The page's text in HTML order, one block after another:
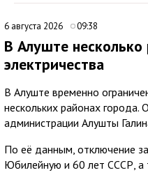
6 августа 2026 09:38
В Алуште несколько
электричества
В Алуште временно
нескольких районах
администрации Алушты
По её данным, отключение
Юбилейную и 60 лет СССР, а